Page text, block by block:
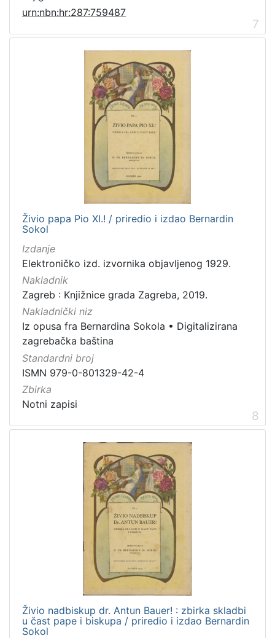
urn:nbn:hr:287:759487
7
Živio papa Pio XI.! / priredio i izdao Bernardin
Sokol
Izdanje
Elektroničko izd. izvornika objavljenog 1929.
Nakladnik
Zagreb : Knjižnice grada Zagreba, 2019.
Nakladnički niz
Iz opusa fra Bernardina Sokola • Digitalizirana
zagrebačka baština
Standardni broj
ISMN 979-0-801329-42-4
Zbirka
Notni zapisi
8
Živio nadbiskup dr. Antun Bauer! : zbirka skladbi
u čast pape i biskupa / priredio i izdao Bernardin
Sokol